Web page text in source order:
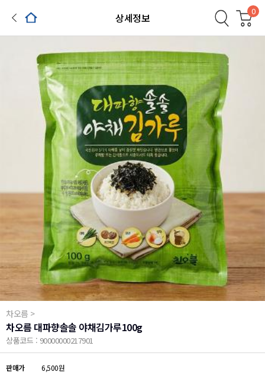
상세정보 0
차오름 >
차오름 대파향솔솔 야채김가루100g
상품코드 : 90000000217901
판매가 6,500원